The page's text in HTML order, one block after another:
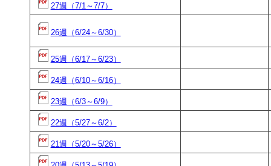
27週（7/1～7/7）
26週（6/24～6/30）
25週（6/17～6/23）
24週（6/10～6/16）
23週（6/3～6/9）
22週（5/27～6/2）
21週（5/20～5/26）